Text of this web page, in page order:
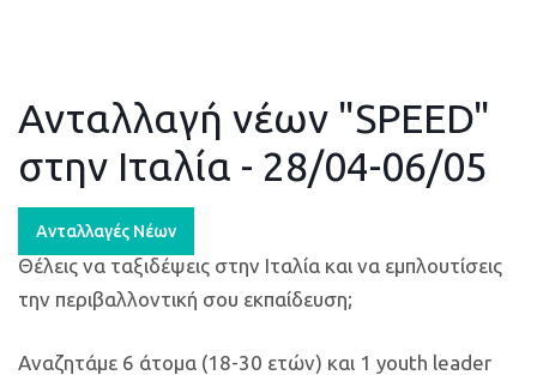
Ανταλλαγή νέων "SPEED"
στην Ιταλία - 28/04-06/05
Ανταλλαγές Νέων
Θέλεις να ταξιδέψεις στην Ιταλία και να εμπλουτίσεις
την περιβαλλοντική σου εκπαίδευση;
Αναζητάμε 6 άτομα (18-30 ετών) και 1 youth leader